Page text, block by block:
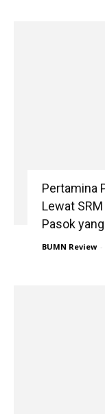
Pertamina
Lewat
Pasok
BUMN Review -